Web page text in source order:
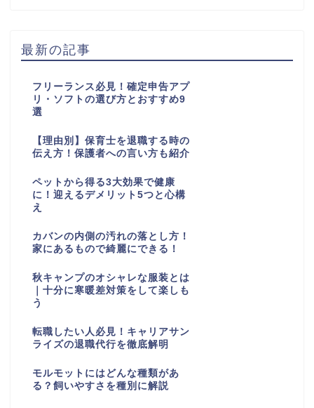
最新の記事
フリーランス必見！確定申告アプ
リ・ソフトの選び方とおすすめ9
選
【理由別】保育士を退職する時の
伝え方！保護者への言い方も紹介
ペットから得る3大効果で健康
に！迎えるデメリット5つと心構
え
カバンの内側の汚れの落とし方！
家にあるもので綺麗にできる！
秋キャンプのオシャレな服装とは
｜十分に寒暖差対策をして楽しも
う
転職したい人必見！キャリアサン
ライズの退職代行を徹底解明
モルモットにはどんな種類があ
る？飼いやすさを種別に解説